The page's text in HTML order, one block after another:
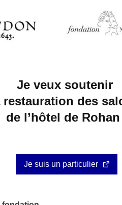
Je veux soutenir
restauration des
de l’hôtel de Rohan
Je suis un particulier